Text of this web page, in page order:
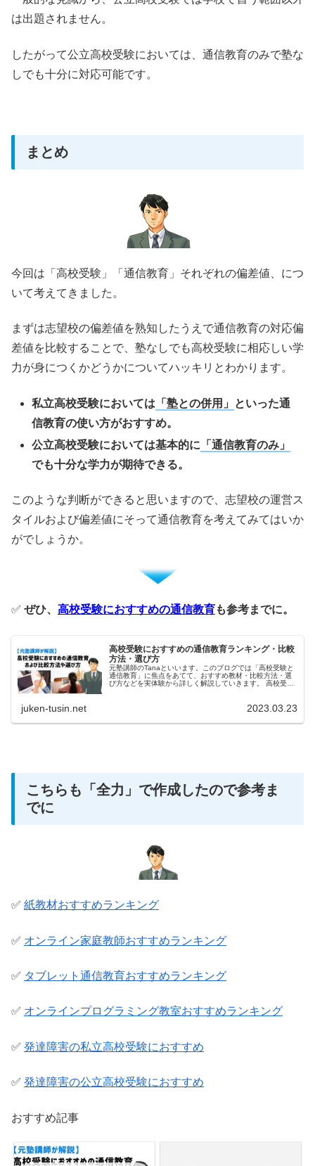
は出題されません。
したがって公立高校受験においては、通信教育のみで塾な
しでも十分に対応可能です。
まとめ
今回は「高校受験」「通信教育」それぞれの偏差値、につ
いて考えてきました。
まずは志望校の偏差値を熟知したうえで通信教育の対応偏
差値を比較することで、塾なしでも高校受験に相応しい学
力が身につくかどうかについてハッキリとわかります。
私立高校受験においては 「塾との併用」
といった通
信教育の使い方がおすすめ。
公立高校受験においては基本的に 「通信教育のみ」
でも十分な学力が期待できる。
このような判断ができると思いますので、志望校の運営ス
タイルおよび偏差値にそって通信教育を考えてみてはいか
がでしょうか。
✅ ぜひ、 高校受験におすすめの通信教育も参考までに。
高校受験におすすめの通信教育ランキング・比較
方法・選び方
元塾講師のTanaといいます。このブログでは「高校受験と
通信教育」に焦点をあてて、おすすめ教材・比較方法・選
び方などを実体験から詳しく解説していきます。 高校受験
juken-tusin.net 2023.03.23
こちらも「全力」で作成したので参考ま
でに
✅ 紙教材おすすめランキング
✅ オンライン家庭教師おすすめランキング
✅ タブレット通信教育おすすめランキング
✅ オンラインプログラミング教室おすすめランキング
✅ 発達障害の私立高校受験におすすめ
✅ 発達障害の公立高校受験におすすめ
おすすめ記事